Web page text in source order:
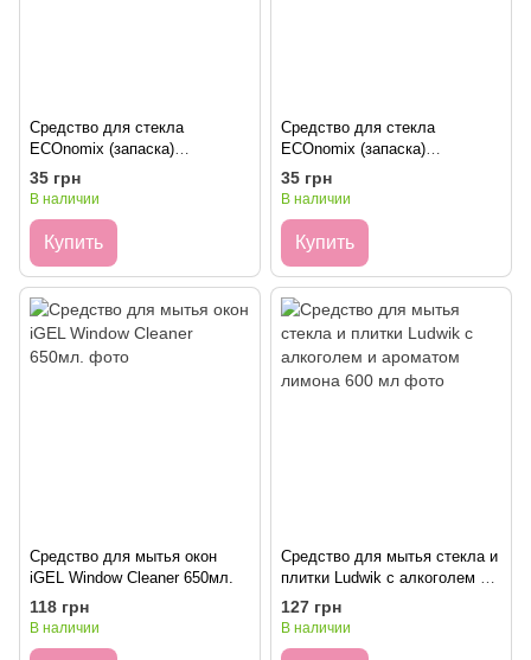
Средство для стекла
ECOnomix (запаска)
лайм&мята 500мл
35 грн
В наличии
Купить
Средство для стекла
ECOnomix (запаска)
атлантическая свежесть 500
мл
35 грн
В наличии
Купить
Средство для мытья окон
iGEL Window Cleaner 650мл.
118 грн
В наличии
Средство для мытья стекла и
плитки Ludwik с алкоголем и
ароматом лимона 600 мл
127 грн
В наличии